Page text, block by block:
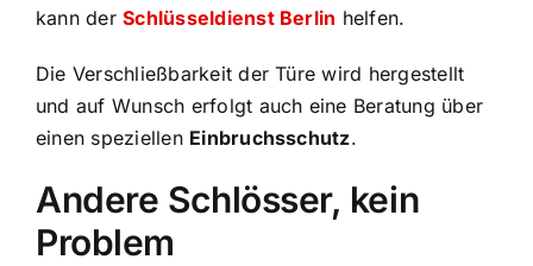
kann derSchlüsseldienst Berlin helfen.
Die Verschließbarkeit der Türe wird hergestellt
und auf Wunsch erfolgt auch eine Beratung über
einen speziellen Einbruchsschutz.
Andere Schlösser, kein
Problem